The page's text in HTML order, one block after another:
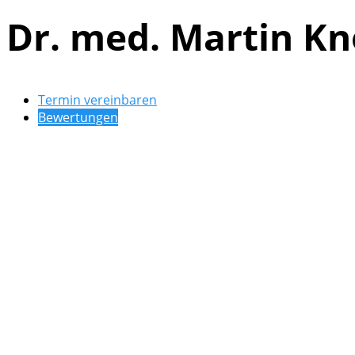
Dr. med. Martin
Termin vereinbaren
Bewertungen